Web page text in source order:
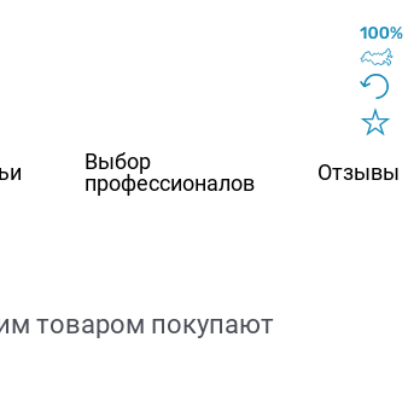
Выбор
профессионалов
Отзывы
товаром покупают